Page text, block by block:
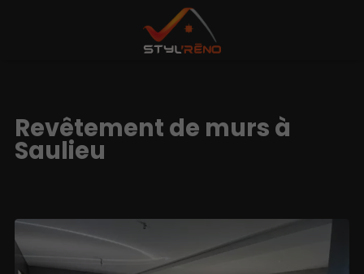
Revêtement de murs à
Saulieu